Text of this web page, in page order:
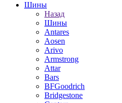
Шины
Назад
Шины
Antares
Aosen
Arivo
Armstrong
Attar
Bars
BFGoodrich
Bridgestone